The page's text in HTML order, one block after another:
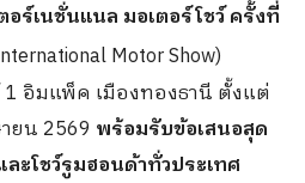
อร์เนชั่นแนล มอเตอร์โชว์ ครั้งที่
Motor Show)
1 อิมแพ็ค เมืองทองธานี ตั้งแต่
ยน 2569 พร้อมรับข้อเสนอสุด
ะโชว์รูมฮอนด้าทั่วประเทศ